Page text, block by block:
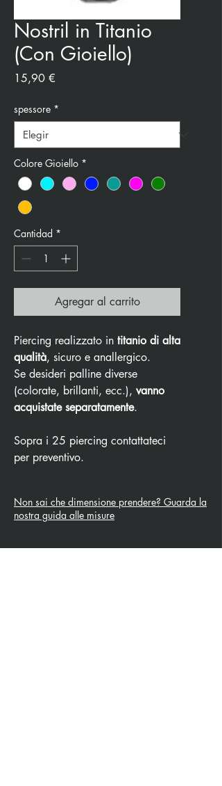
Nostril in Titanio
(Con Gioiello)
15,90 €
spessore *
Colore Gioiello *
Cantidad *
Agregar al carrito
Piercing realizzato in titanio di alta
qualità, sicuro e anallergico.
Se desideri palline diverse
(colorate, brillanti, ecc.), vanno
acquistate separatamente.
Sopra i 25 piercing contattateci
per preventivo.
Non sai che dimensione prendere? Guarda la
nostra guida alle misure